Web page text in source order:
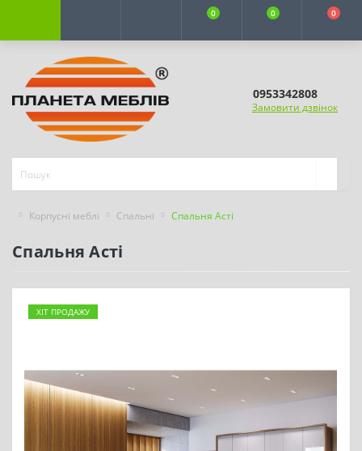
0 0 0
0953342808
Замовити дзвінок
Корпусні меблі Спальні Спальня Асті
Спальня Асті
ХІТ ПРОДАЖУ